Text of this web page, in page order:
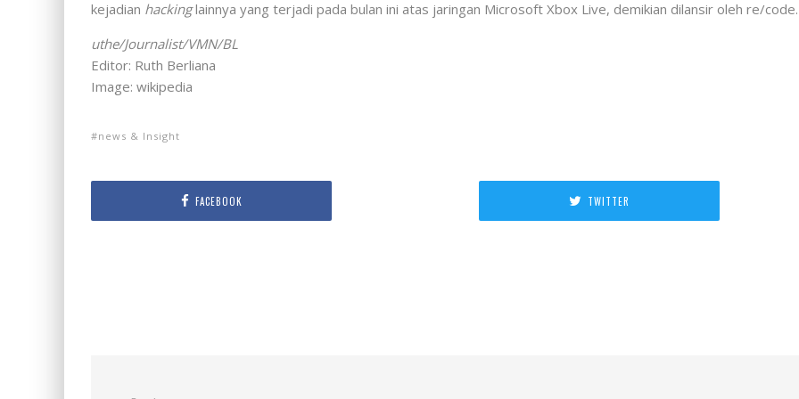
kejadian hackinglainnya yang terjadi pada bulan ini atas jaringan Microsoft Xbox Live, demikian dilansir oleh re/code.
uthe/Journalist/VMN/BL
Editor: Ruth Berliana
Image: wikipedia
news & Insight
FACEBOOK TWITTER